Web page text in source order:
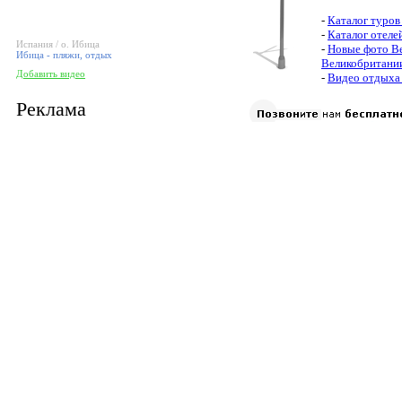
Испания / о. Ибица
Ибица - пляжи, отдых
Добавить видео
Реклама
- Каталог
- Каталог
- Новые фото
- Видео отдыха